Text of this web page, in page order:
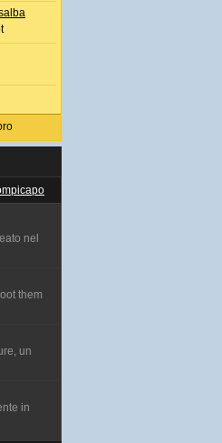
nel
them
un
in